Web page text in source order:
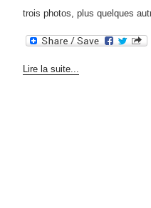
trois photos, plus quelques
Lire la suite...